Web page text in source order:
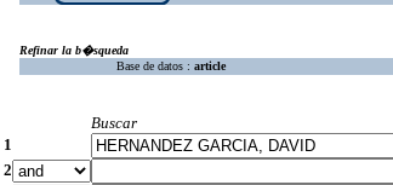
Refinar la b�squeda
Base de datos : article
Buscar
1
2